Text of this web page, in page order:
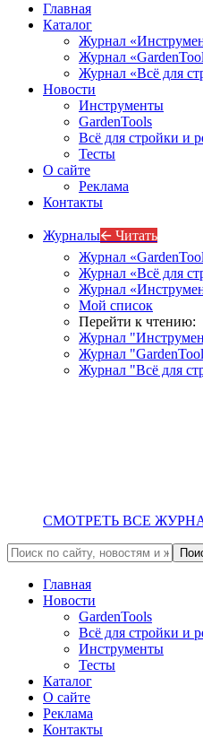
Главная
Каталог
Журнал
Журнал
Журнал «Всё для
Новости
Инструменты
GardenTools
Всё для стройки и
Тесты
О сайте
Реклама
Контакты
Журналы🡨 Читать
Журнал
Журнал «Всё для
Журнал
Мой список
Перейти к чтению:
Журнал
Журнал
Журнал "Всё для
СМОТРЕТЬ ВСЕ
Главная
Новости
GardenTools
Всё для стройки и
Инструменты
Тесты
Каталог
О сайте
Реклама
Контакты